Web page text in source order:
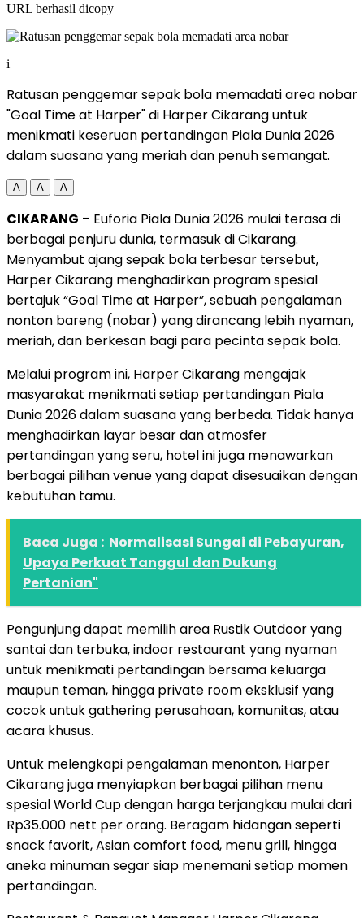
URL berhasil dicopy
i
Ratusan penggemar sepak bola memadati area nobar
"Goal Time at Harper" di Harper Cikarang untuk
menikmati keseruan pertandingan Piala Dunia 2026
dalam suasana yang meriah dan penuh semangat.
A A A
CIKARANG – Euforia Piala Dunia 2026 mulai terasa di
berbagai penjuru dunia, termasuk di Cikarang.
Menyambut ajang sepak bola terbesar tersebut,
Harper Cikarang menghadirkan program spesial
bertajuk “Goal Time at Harper”, sebuah pengalaman
nonton bareng (nobar) yang dirancang lebih nyaman,
meriah, dan berkesan bagi para pecinta sepak bola.
Melalui program ini, Harper Cikarang mengajak
masyarakat menikmati setiap pertandingan Piala
Dunia 2026 dalam suasana yang berbeda. Tidak hanya
menghadirkan layar besar dan atmosfer
pertandingan yang seru, hotel ini juga menawarkan
berbagai pilihan venue yang dapat disesuaikan dengan
kebutuhan tamu.
Baca Juga : Normalisasi Sungai di Pebayuran,
Upaya Perkuat Tanggul dan Dukung
Pertanian"
Pengunjung dapat memilih area Rustik Outdoor yang
santai dan terbuka, indoor restaurant yang nyaman
untuk menikmati pertandingan bersama keluarga
maupun teman, hingga private room eksklusif yang
cocok untuk gathering perusahaan, komunitas, atau
acara khusus.
Untuk melengkapi pengalaman menonton, Harper
Cikarang juga menyiapkan berbagai pilihan menu
spesial World Cup dengan harga terjangkau mulai dari
Rp35.000 nett per orang. Beragam hidangan seperti
snack favorit, Asian comfort food, menu grill, hingga
aneka minuman segar siap menemani setiap momen
pertandingan.